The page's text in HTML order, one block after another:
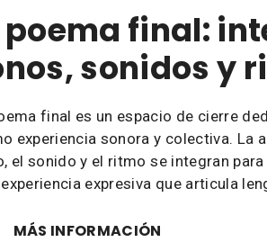
poema final:
sonidos y
final es un espacio de cierre
experiencia sonora y colectiva. La
el sonido y el ritmo se integran
experiencia expresiva que articula
MÁS INFORMACIÓN